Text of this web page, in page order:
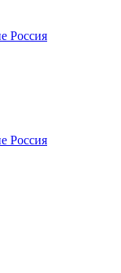
Россия
Россия